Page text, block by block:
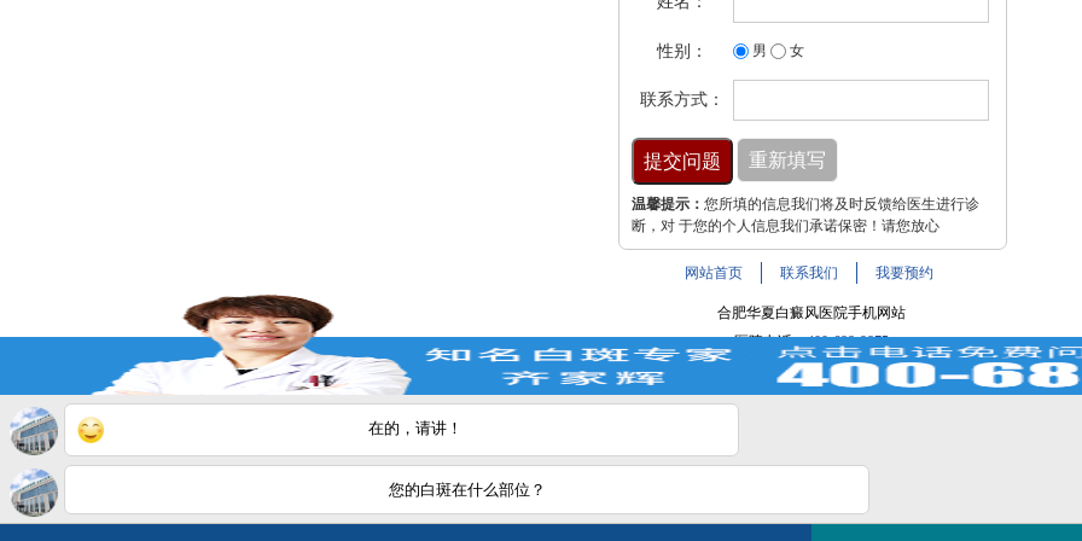
性别： 男 女
联系方式：
温馨提示： 您所填的信息我们将及时反馈给医生进行诊
断，对 于您的个人信息我们承诺保密！请您放心
网站首页 联系我们 我要预约
合肥华夏白癜风医院手机网站
医院电话：400-688-9875
医院地址：合肥市铜陵路与裕溪路交叉路口
注：本网站信息仅供参考，不能作为诊断及医疗依据，服用
在的，请讲！
您的白斑在什么部位？
白斑在线问医生 2条新消息